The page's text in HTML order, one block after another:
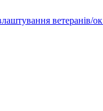
ветеранів/ок